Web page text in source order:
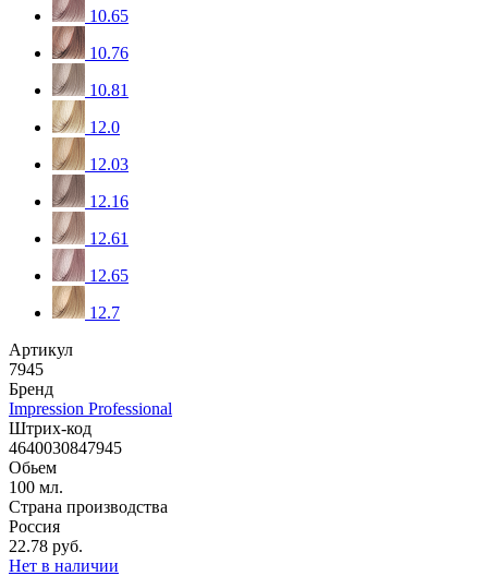
10.65
10.76
10.81
12.0
12.03
12.16
12.61
12.65
12.7
Артикул
7945
Бренд
Impression Professional
Штрих-код
4640030847945
Обьем
100 мл.
Страна производства
Россия
22.78 руб.
Нет в наличии